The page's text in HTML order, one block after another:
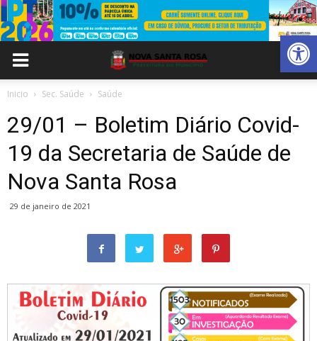
Abrir
Inicio Sec. Saúde Saúde
29/01 – Boletim Diário Covid-
19 da Secretaria de Saúde de
Nova Santa Rosa
29 de janeiro de 2021